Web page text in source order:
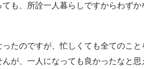
も、所詮一人暮らしですからわずか
たのですが、忙しくても全てのこと
が、一人になっても良かったなと思